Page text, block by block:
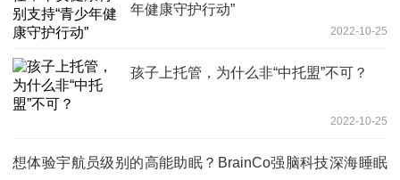
年健康守护行动”
2022-10-25
孩子上托管，为什么非“中托盟”不可？
2022-10-25
想体验宇航员级别的高能助眠？BrainCo强脑科技深海睡眠